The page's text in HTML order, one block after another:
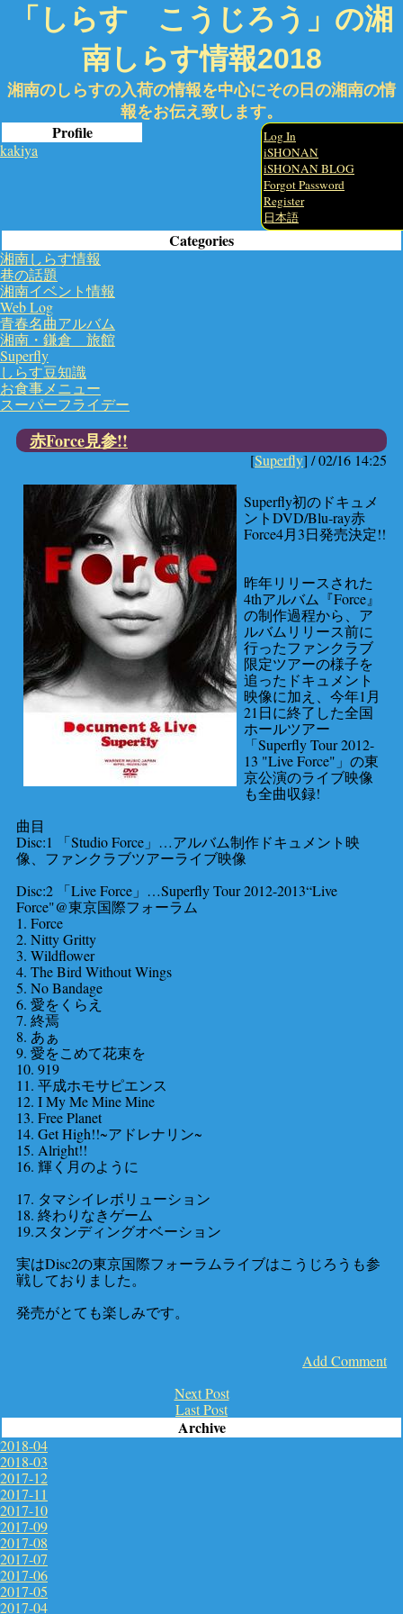
「しらす こうじろう」の湘
南しらす情報2018
湘南のしらすの入荷の情報を中心にその日の湘南の情
報をお伝え致します。
Profile
kakiya
Log In
iSHONAN
iSHONAN BLOG
Forgot Password
Register
日本語
Categories
湘南しらす情報
巷の話題
湘南イベント情報
Web Log
青春名曲アルバム
湘南・鎌倉 旅館
Superfly
しらす豆知識
お食事メニュー
スーパーフライデー
赤Force見参!!
[Superfly] /02/16 14:25
Superfly初のドキュメ
ントDVD/Blu-ray赤
Force4月3日発売決定!!
昨年リリースされた
4thアルバム『Force』
の制作過程から、ア
ルバムリリース前に
行ったファンクラブ
限定ツアーの様子を
追ったドキュメント
映像に加え、今年1月
21日に終了した全国
ホールツアー
「Superfly Tour 2012-
13 "Live Force"」の東
京公演のライブ映像
も全曲収録!
曲目
Disc:1 「Studio Force」…アルバム制作ドキュメント映
像、ファンクラブツアーライブ映像
Disc:2 「Live Force」…Superfly Tour 2012-2013“Live
Force"@東京国際フォーラム
1. Force
2. Nitty Gritty
3. Wildflower
4. The Bird Without Wings
5. No Bandage
6. 愛をくらえ
7. 終焉
8. あぁ
9. 愛をこめて花束を
10. 919
11. 平成ホモサピエンス
12. I My Me Mine Mine
13. Free Planet
14. Get High!!~アドレナリン~
15. Alright!!
16. 輝く月のように
17. タマシイレボリューション
18. 終わりなきゲーム
19.スタンディングオベーション
実はDisc2の東京国際フォーラムライブはこうじろうも参
戦しておりました。
発売がとても楽しみです。
Add Comment
Next Post
Last Post
Archive
2018-04
2018-03
2017-12
2017-11
2017-10
2017-09
2017-08
2017-07
2017-06
2017-05
2017-04